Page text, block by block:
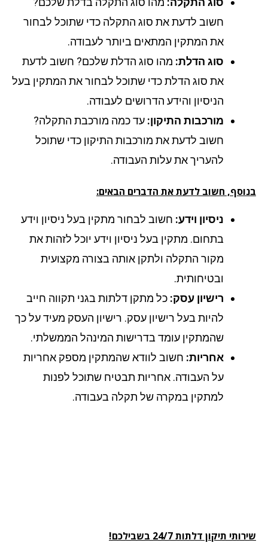
חשוב לדעת את סוג התקלה כדי שתוכל לבחור
את המתקין המתאים ביותר לעבודה.
סוג הדלת:מהו סוג הדלת שלכם? חשוב לדעת
את סוג הדלת כדי שתוכל לבחור את המתקין בעל
הניסיון והידע הדרושים לעבודה.
מורכבות התיקון:עד כמה מורכבת התקלה?
חשוב לדעת את מורכבות התיקון כדי שתוכל
להעריך את עלות העבודה.
חשוב לדעת את הדברים הבאים:
ניסיון וידע: חשוב לבחור מתקין בעל ניסיון וידע
בתחום. מתקין בעל ניסיון וידע יוכל לזהות את
מקור התקלה ולתקן אותה בצורה מקצועית
ובטיחותית.
רישיון עסק:כל מתקן דלתות בגני תקווה חייב
להיות בעל רישיון עסק. רישיון העסק מעיד על כך
שהמתקין עומד בדרישות המינהל הממשלתי.
אחריות:חשוב לוודא שהמתקין מספק אחריות
על העבודה. אחריות תבטיח שתוכל לפנות
למתקין במקרה של תקלה בעבודה.
תיקון דלתות 24/7 בשבילכם!